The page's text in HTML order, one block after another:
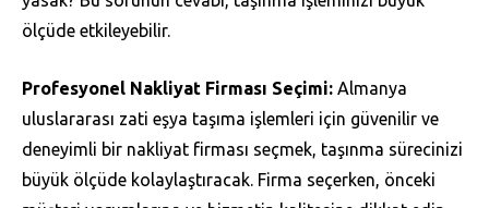
ölçüde etkileyebilir.
Profesyonel Nakliyat Firması Seçimi: Almanya
uluslararası zati eşya taşıma işlemleri için güvenilir ve
deneyimli bir nakliyat firması seçmek, taşınma sürecinizi
büyük ölçüde kolaylaştıracak. Firma seçerken, önceki